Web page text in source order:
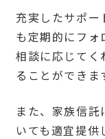
充実したサポー
も定期的にフォ
相談に応じてく
ることができま
また、家族信
いても適宜提供